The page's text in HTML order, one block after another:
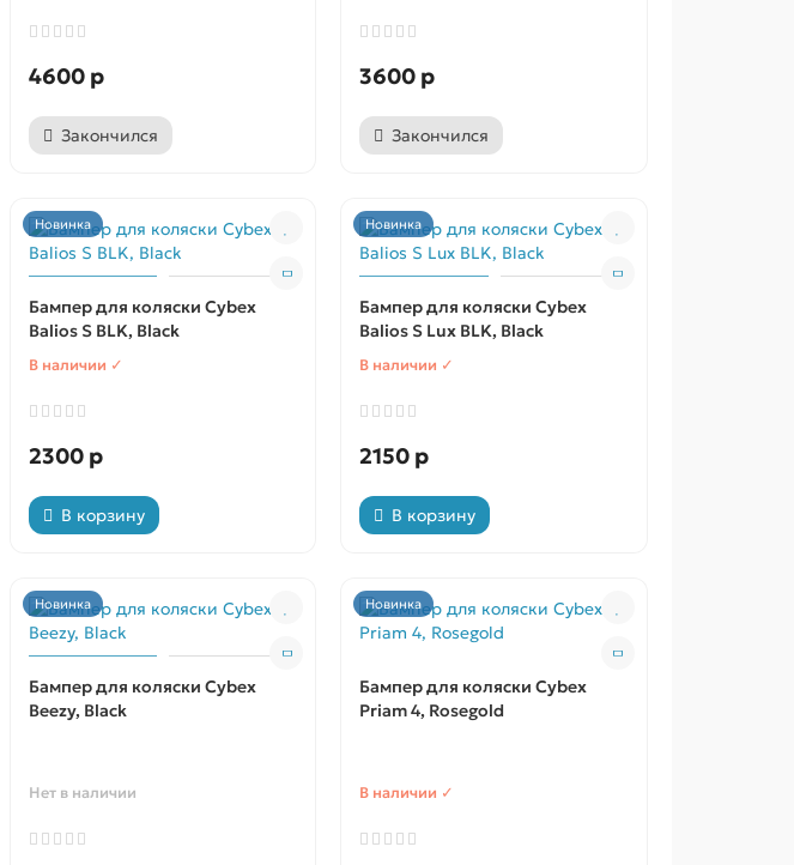
4600 р
Закончился
3600 р
Закончился
Новинка
Бампер для коляски Cybex
Balios S BLK, Black
В наличии ✓
2300 р
В корзину
Новинка
Бампер для коляски Cybex
Balios S Lux BLK, Black
В наличии ✓
2150 р
В корзину
Новинка
Бампер для коляски Cybex
Beezy, Black
Нет в наличии
Новинка
Бампер для коляски Cybex
Priam 4, Rosegold
В наличии ✓